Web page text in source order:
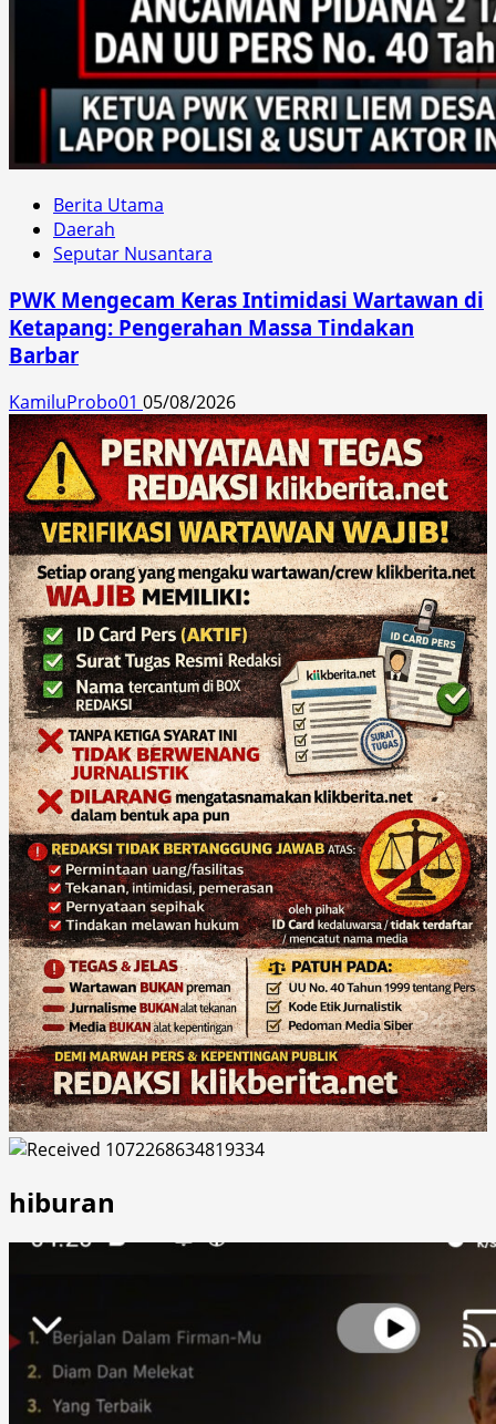
Berita Utama
Daerah
Seputar Nusantara
PWK Mengecam Keras Intimidasi Wartawan di
Ketapang: Pengerahan Massa Tindakan
Barbar
KamiluProbo01 05/08/2026
hiburan